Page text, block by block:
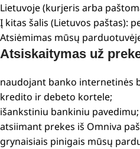
Lietuvoje (kurjeris arba
Į kitas šalis (Lietuvos paštas):
Atsiėmimas mūsų
Atsiskaitymas už
naudojant banko internetinės
kredito ir debeto kortele;
išankstiniu bankiniu pavedimu;
atsiimant prekes iš Omniva
grynaisiais pinigais mūsų